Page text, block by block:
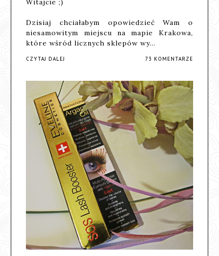
Witajcie ;)
Dzisiaj chciałabym opowiedzieć Wam o
niesamowitym miejscu na mapie Krakowa,
które wśród licznych sklepów wy…
CZYTAJ DALEJ 73 KOMENTARZE